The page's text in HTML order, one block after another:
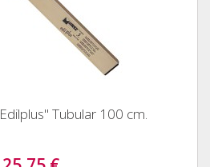
Tubular 100 cm.